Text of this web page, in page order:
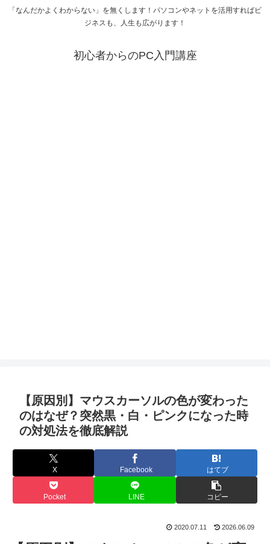
「なんだかよくわからない」を無くします！パソコンやネットを活用すればビ
ジネスも、人生も広がります！
初心者からのPC入門講座
【原因別】マウスカーソルの色が変わった
のはなぜ？突然黒・白・ピンクになった時
の対処法を徹底解説
X Facebook はてブ
Pocket LINE コピー
2020.07.11 2026.06.09